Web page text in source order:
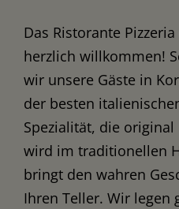
Das Ristorante
herzlich willkommen!
wir unsere Gäste in
der besten
Spezialität, die
wird im traditionellen
bringt den wahren
Ihren Teller. Wir legen